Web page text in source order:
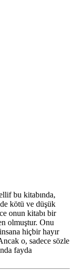
bu kitabında,
kötü ve düşük
onun kitabı bir
olmuştur. Onu
hiçbir hayır
o, sadece sözle
fayda